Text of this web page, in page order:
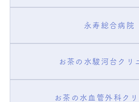
永寿総合病院
お茶の水駿河台クリ
お茶の水血管外科ク